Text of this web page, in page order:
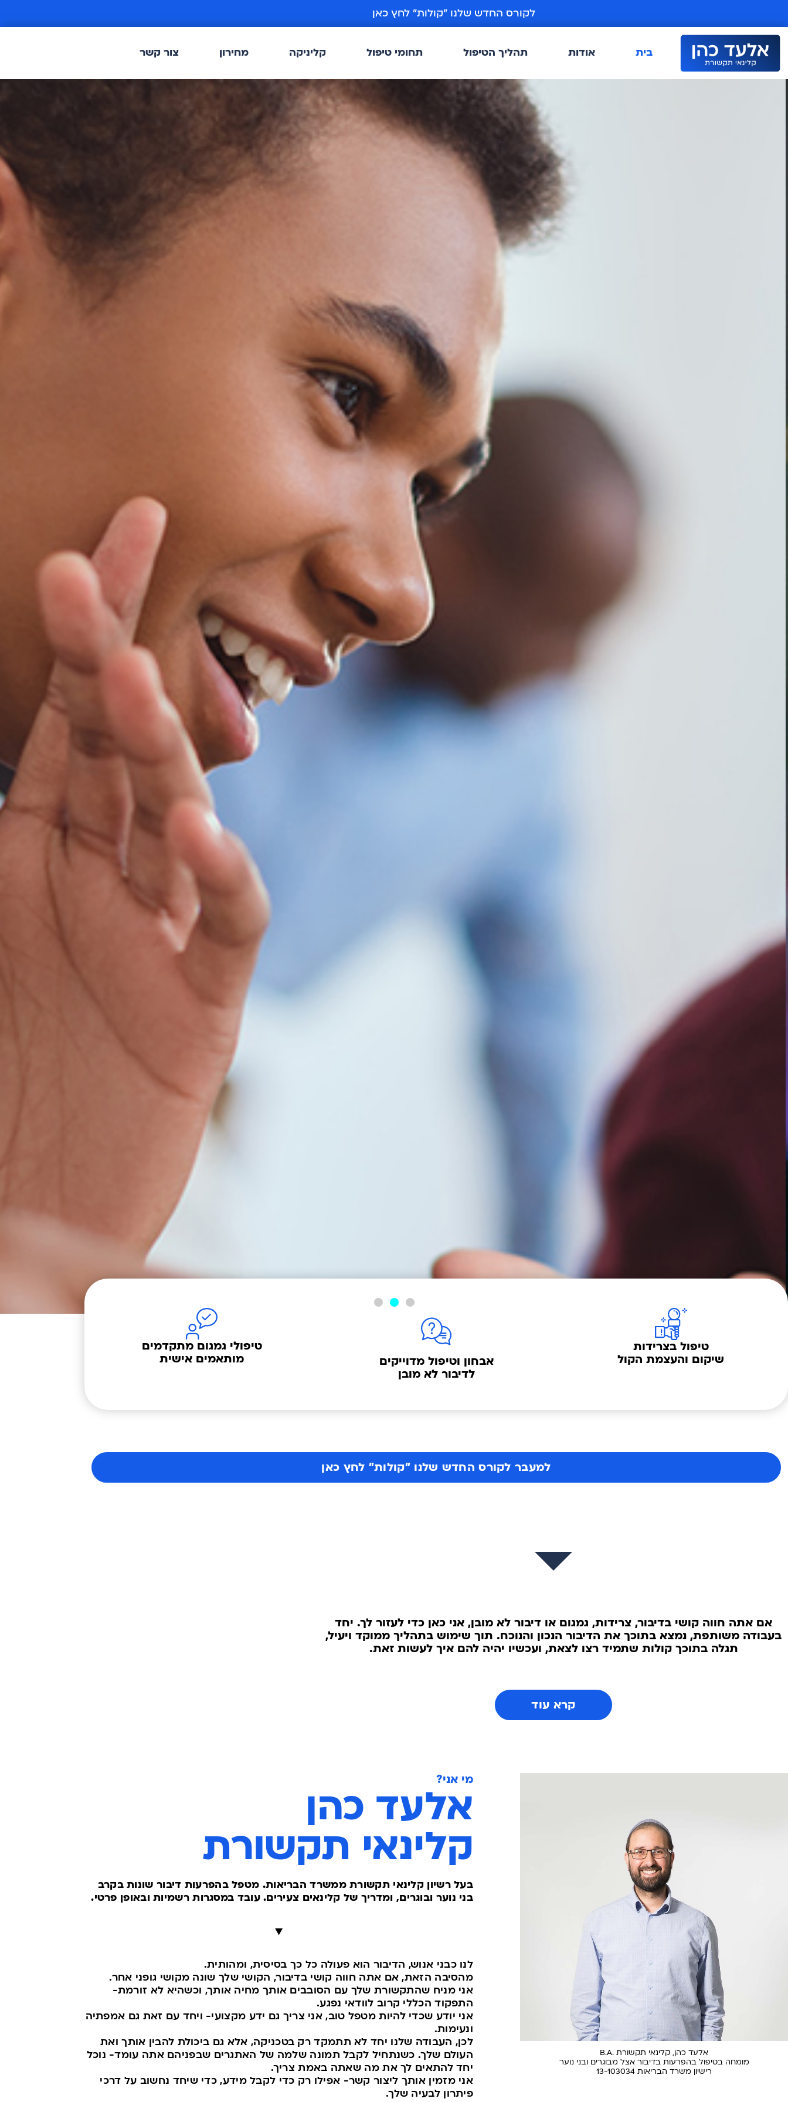
לקורס החדש שלנו ״קולות״ לחץ כאן
בית אודות תהליך הטיפול תחומי טיפול קליניקה מחירון צור קשר
סוף סוף
מבינים אותי
אבחון וטיפול מקצועי
טיפול בצרידות
שיקום והעצמת הקול
אבחון וטיפול מדוייקים
לדיבור לא מובן
טיפולי גמגום מתקדמים
מותאמים אישית
למעבר לקורס החדש שלנו ״קולות״ לחץ כאן
אם אתה חווה קושי בדיבור, צרידות, גמגום או דיבור לא מובן, אני כאן כדי לעזור לך. יחד
בעבודה משותפת, נמצא בתוכך את הדיבור הנכון והנוכח. תוך שימוש בתהליך ממוקד ויעיל,
תגלה בתוכך קולות שתמיד רצו לצאת, ועכשיו יהיה להם איך לעשות זאת.
קרא עוד
אלעד כהן, קלינאי תקשורת .B.A
מומחה בטיפול בהפרעות בדיבור אצל מבוגרים ובני נוער
רישיון משרד הבריאות 13-103034
מי אני?
אלעד כהן
קלינאי תקשורת
בעל רשיון קלינאי תקשורת ממשרד הבריאות. מטפל בהפרעות דיבור שונות בקרב
בני נוער ובוגרים, ומדריך של קלינאים צעירים. עובד במסגרות רשמיות ובאופן פרטי.
▼
לנו כבני אנוש, הדיבור הוא פעולה כל כך בסיסית, ומהותית.
מהסיבה הזאת, אם אתה חווה קושי בדיבור, הקושי שלך שונה מקושי גופני אחר.
אני מניח שהתקשורת שלך עם הסובבים אותך מחיה אותך, וכשהיא לא זורמת-
התפקוד הכללי קרוב לוודאי נפגע.
אני יודע שכדי להיות מטפל טוב, אני צריך גם ידע מקצועי- ויחד עם זאת גם אמפתיה
ונעימות.
לכן, העבודה שלנו יחד לא תתמקד רק בטכניקה, אלא גם ביכולת להבין אותך ואת
העולם שלך. כשנתחיל לקבל תמונה שלמה של האתגרים שבפניהם אתה עומד- נוכל
יחד להתאים לך את מה שאתה באמת צריך.
אני מזמין אותך ליצור קשר- אפילו רק כדי לקבל מידע, כדי שיחד נחשוב על דרכי
פיתרון לבעיה שלך.